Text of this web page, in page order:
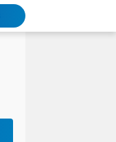
Jalin Silaturahmi dan Kekompakan, Laskar News Ngopi Bareng Di Warkop RRK Surabaya .